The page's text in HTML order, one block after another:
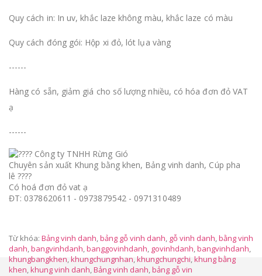
Quy cách in: In uv, khắc laze không màu, khắc laze có màu
Quy cách đóng gói: Hộp xi đỏ, lót lụa vàng
------
Hàng có sẵn, giảm giá cho số lượng nhiều, có hóa đơn đỏ VAT
ạ
------
Công ty TNHH Rừng Gió
Chuyên sản xuất Khung bằng khen, Bảng vinh danh, Cúp pha
lê ????
Có hoá đơn đỏ vat ạ
ĐT: 0378620611 - 0973879542 - 0971310489
Từ khóa: Bảng vinh danh,bảng gỗ vinh danh, gỗ vinh danh,bằng vinh
danh,bangvinhdanh,banggovinhdanh, govinhdanh,bangvinhdanh,
khungbangkhen,khungchungnhan,khungchungchi,khung bằng
khen,khung vinh danh,Bảng vinh danh,bảng gỗ vin